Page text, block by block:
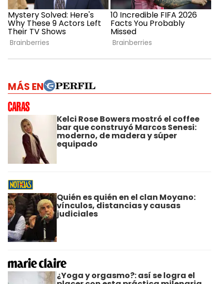
MÁS EN
Kelci Rose Bowers mostró el coffee
bar que construyó Marcos Senesi:
moderno, de madera y súper
equipado
Quién es quién en el clan Moyano:
vínculos, distancias y causas
judiciales
¿Yoga y orgasmo?: así se logra el